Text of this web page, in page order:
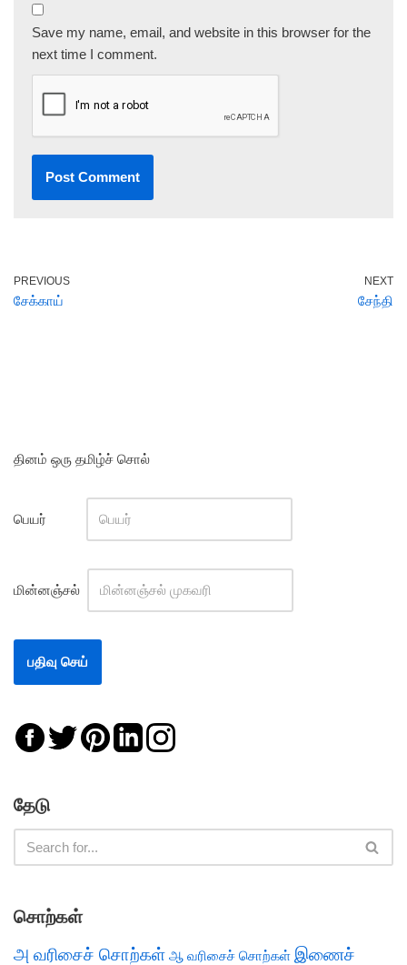
Save my name, email, and website in this browser for the
next time I comment.
PREVIOUS
சேக்காய்
NEXT
சேந்தி
தினம் ஒரு தமிழ்ச் சொல்
பெயர்
மின்னஞ்சல்
தேடு
சொற்கள்
அ வரிசைச் சொற்கள் ஆ வரிசைச் சொற்கள் இணைச்